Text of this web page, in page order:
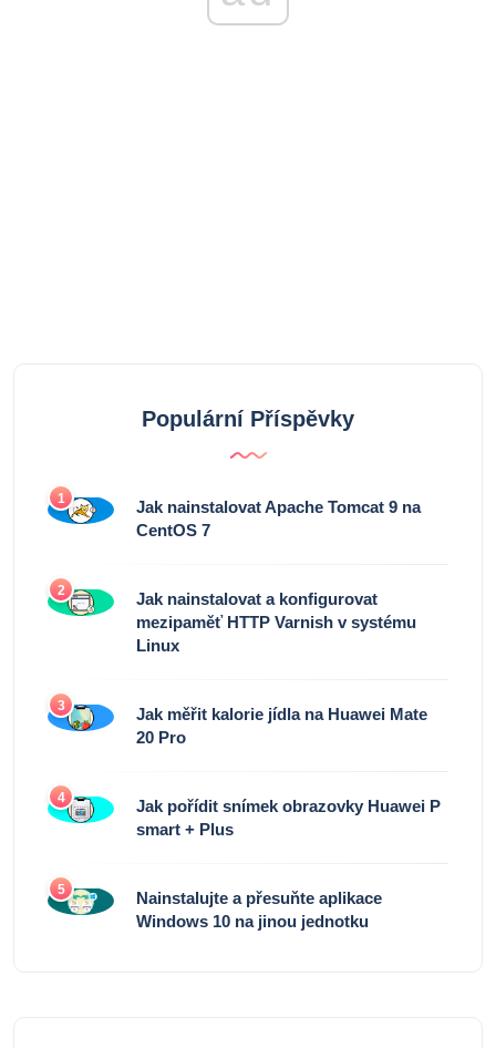
Populární Příspěvky
1
Jak nainstalovat Apache Tomcat 9 na
CentOS 7
2
Jak nainstalovat a konfigurovat
mezipaměť HTTP Varnish v systému
Linux
3
Jak měřit kalorie jídla na Huawei Mate
20 Pro
4
Jak pořídit snímek obrazovky Huawei P
smart + Plus
5
Nainstalujte a přesuňte aplikace
Windows 10 na jinou jednotku